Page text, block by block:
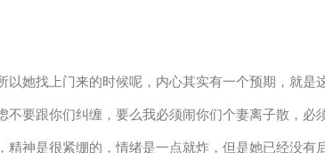
她找上门来的时候呢，内心其实有一个预期，就是
要跟你们纠缠，要么我必须闹你们个妻离子散，必
精神是很紧绷的，情绪是一点就炸，但是她已经没